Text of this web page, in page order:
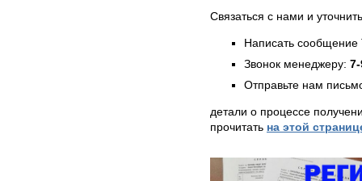
Связаться с нами и
Написать
Звонок менеджеру:
Отправьте нам
детали о процессе
прочитать на этой